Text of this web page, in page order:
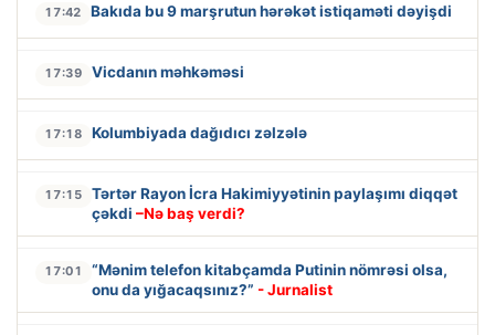
17:42 Bakıda bu 9 marşrutun hərəkət istiqaməti dəyişdi
17:39 Vicdanın məhkəməsi
17:18 Kolumbiyada dağıdıcı zəlzələ
17:15
Tərtər Rayon İcra Hakimiyyətinin paylaşımı diqqət
çəkdi –Nə baş verdi?
17:01
“Mənim telefon kitabçamda Putinin nömrəsi olsa,
onu da yığacaqsınız?” - Jurnalist